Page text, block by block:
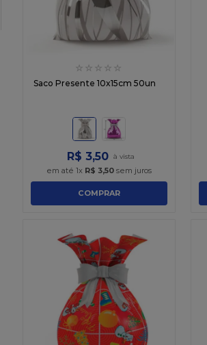
☆ ☆ ☆ ☆ ☆
Saco Presente 10x15cm 50un
R$ 3,50
em até 1x R$ 3,50 sem juros
COMPRAR